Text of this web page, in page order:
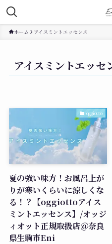
ホーム アイスミントエッセンス
アイスミントエッセ
oggiotto
夏の強い味方！お風呂上が
りが寒いくらいに涼しくな
る！？【oggiottoアイス
ミントエッセンス】/オッジ
ィオット正規取扱店＠奈良
県生駒市Eni